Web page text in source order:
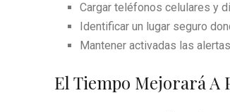
Cargar teléfonos celulares y
Identificar un lugar seguro
Mantener activadas las
El Tiempo Mejorará A